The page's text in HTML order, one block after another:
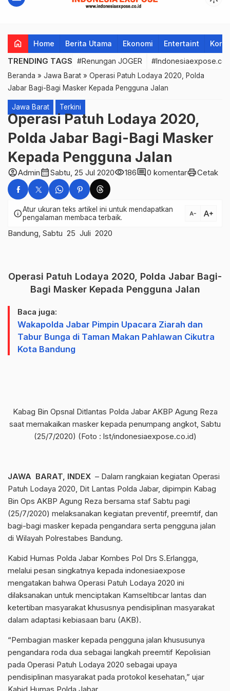
home Home Berita Utama Ekonomi Entertaint
TRENDING TAGS #Renungan JOGER
Beranda » Jawa Barat » Operasi Patuh Lodaya 2020, Polda
Jabar Bagi-Bagi Masker Kepada Pengguna Jalan
Jawa Barat Terkini
Operasi Patuh Lodaya 2020,
Polda Jabar Bagi-Bagi Masker
Kepada Pengguna Jalan
account_circleAdmincalendar_monthSabtu, 25 Jul 2020visibility186comment0 komentarprintCetak
infoAtur ukuran teks artikel ini untuk mendapatkan
pengalaman membaca terbaik.
text_decrease text_increase
Bandung, Sabtu 25 Juli 2020
Operasi Patuh Lodaya 2020, Polda Jabar Bagi-
Bagi Masker Kepada Pengguna Jalan
Baca juga:
Wakapolda Jabar Pimpin Upacara Ziarah dan
Tabur Bunga di Taman Makan Pahlawan Cikutra
Kota Bandung
Kabag Bin Opsnal Ditlantas Polda Jabar AKBP Agung Reza
saat memakaikan masker kepada penumpang angkot, Sabtu
(25/7/2020) (Foto : lst/indonesiaexpose.co.id)
JAWA BARAT, INDEX – Dalam rangkaian kegiatan Operasi
Patuh Lodaya 2020, Dit Lantas Polda Jabar, dipimpin Kabag
Bin Ops AKBP Agung Reza bersama staf Sabtu pagi
(25/7/2020) melaksanakan kegiatan preventif, preemtif, dan
bagi-bagi masker kepada pengandara serta pengguna jalan
di Wilayah Polrestabes Bandung.
Kabid Humas Polda Jabar Kombes Pol Drs S.Erlangga,
melalui pesan singkatnya kepada indonesiaexpose
mengatakan bahwa Operasi Patuh Lodaya 2020 ini
dilaksanakan untuk menciptakan Kamseltibcar lantas dan
ketertiban masyarakat khususnya pendisiplinan masyarakat
dalam adaptasi kebiasaan baru (AKB).
“Pembagian masker kepada pengguna jalan khususunya
pengandara roda dua sebagai langkah preemtif Kepolisian
pada Operasi Patuh Lodaya 2020 sebagai upaya
pendisiplinan masyarakat pada protokol kesehatan,” ujar